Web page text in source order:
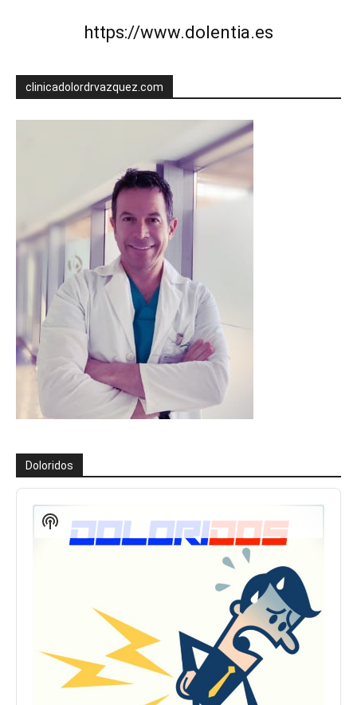
https://www.dolentia.es
clinicadolordrvazquez.com
Doloridos
Reproductor
audioShow
Podcast